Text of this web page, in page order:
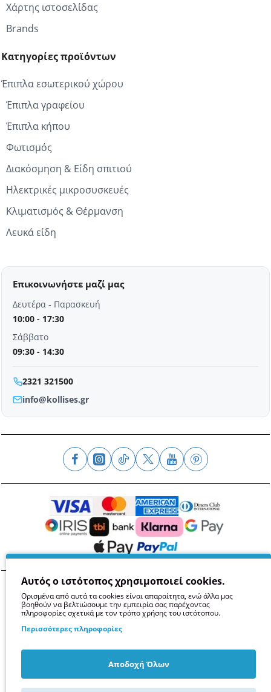
Χάρτης ιστοσελίδας
Brands
Κατηγορίες προϊόντων
Έπιπλα εσωτερικού χώρου
Έπιπλα γραφείου
Έπιπλα κήπου
Φωτισμός
Διακόσμηση & Είδη σπιτιού
Ηλεκτρικές μικροσυσκευές
Κλιματισμός & Θέρμανση
Λευκά είδη
Επικοινωνήστε μαζί μας
Δευτέρα - Παρασκευή
10:00 - 17:30
Σάββατο
09:30 - 14:30
2321 321500
info@kollises.gr
ΌροιΑπόρρητοΑσφάλειαGDPR Cookies
Αυτός ο ιστότοπος χρησιμοποιεί cookies.
Ορισμένα από αυτά τα cookies είναι απαραίτητα, ενώ άλλα μας
βοηθούν να βελτιώσουμε την εμπειρία σας παρέχοντας
πληροφορίες σχετικά με τον τρόπο χρήσης του ιστότοπου.
Περισσότερες πληροφορίες
Αποδοχή Όλων